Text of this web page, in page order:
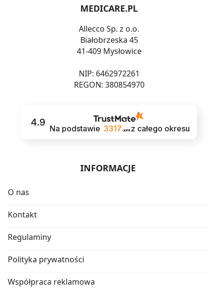
MEDICARE.PL
Allecco Sp. z o.o.
Białobrzeska 45
41-409 Mysłowice
NIP: 6462972261
REGON: 380854970
4.9
Na podstawie 3317 opinii z całego okresu
INFORMACJE
O nas
Kontakt
Regulaminy
Polityka prywatności
Współpraca reklamowa